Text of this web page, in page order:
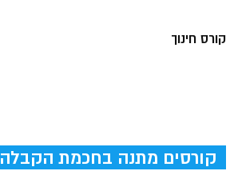
קורס חינוך
קורסים מתנה בחכמת הקבלה